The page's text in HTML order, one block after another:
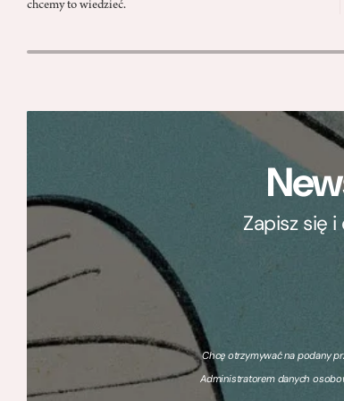
chcemy to wiedzieć.
Zapisz się
Chcę otrzymywać na podany
Administratorem danych